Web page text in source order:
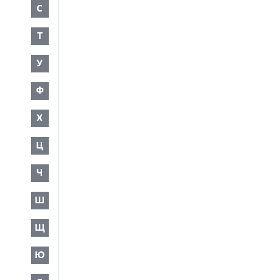
С
Т
У
Ф
Х
Ц
Ч
Ш
Щ
Ю